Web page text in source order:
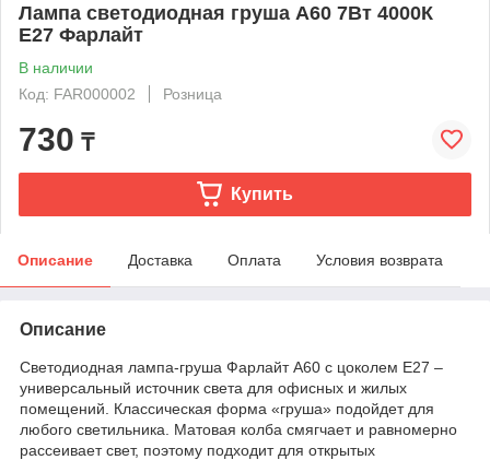
Лампа светодиодная груша А60 7Вт 4000К
Е27 Фарлайт
В наличии
Код: FAR000002
Розница
730 ₸
Купить
Описание Доставка Оплата Условия возврата
Описание
Светодиодная лампа-груша Фарлайт А60 с цоколем E27 –
универсальный источник света для офисных и жилых
помещений. Классическая форма «груша» подойдет для
любого светильника. Матовая колба смягчает и равномерно
рассеивает свет, поэтому подходит для открытых